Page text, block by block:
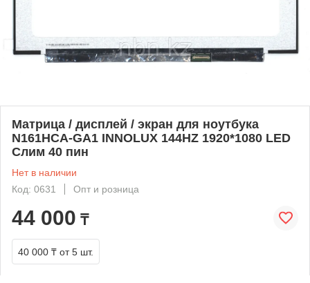
Матрица / дисплей / экран для ноутбука
N161HCA-GA1 INNOLUX 144HZ 1920*1080 LED
Слим 40 пин
Нет в наличии
Код: 0631
Опт и розница
44 000 ₸
40 000 ₸ от 5 шт.